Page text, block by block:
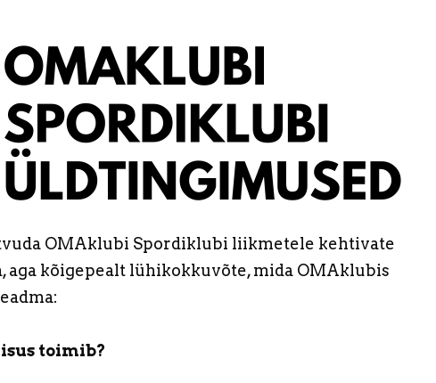
OMAklubi Spordiklubi liikmetele kehtivate
aga kõigepealt lühikokkuvõte, mida OMAklubis
toimib?